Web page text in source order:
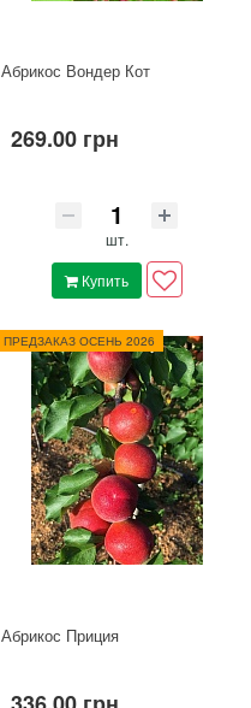
Абрикос Вондер Кот
269.00 грн
шт.
Купить
ПРЕДЗАКАЗ ОСЕНЬ 2026
Абрикос Приция